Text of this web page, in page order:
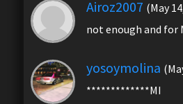
Airoz2007 (May
not enough and for
yosoymolina
*************MI